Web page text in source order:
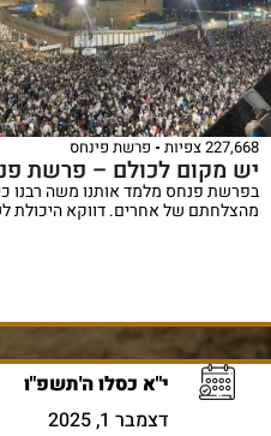
227,668 צפיות פרשת פינחס
יש מקום לכולם – פרשת
בפרשת פנחס מלמד אותנו משה רבנו
מהצלחתם של אחרים. דווקא היכולת
י"א כסלו ה'תשפ"ו
דצמבר 1, 2025